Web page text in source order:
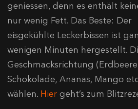
geniessen, denn es enthält
nur wenig Fett. Das Beste: Der
eisgekühlte Leckerbissen ist
wenigen Minuten hergestellt.
Geschmacksrichtung
Schokolade, Ananas, Mango
wählen. Hier geht’s zum